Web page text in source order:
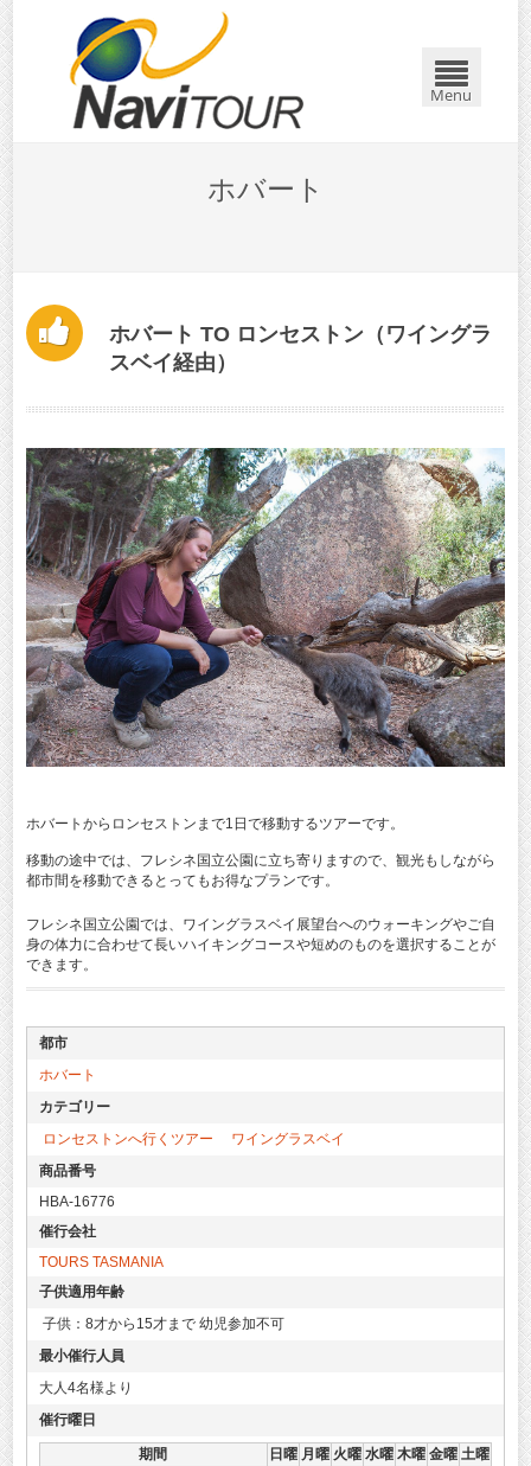
Menu
ホバート
ホバート TO ロンセストン（ワイングラ
スベイ経由）
ホバートからロンセストンまで1日で移動するツアーです。
移動の途中では、フレシネ国立公園に立ち寄りますので、観光もしながら
都市間を移動できるとってもお得なプランです。
フレシネ国立公園では、ワイングラスベイ展望台へのウォーキングやご自
身の体力に合わせて長いハイキングコースや短めのものを選択することが
できます。
都市
ホバート
カテゴリー
ロンセストンへ行くツアー
ワイングラスベイ
商品番号
HBA-16776
催行会社
TOURS TASMANIA
子供適用年齢
子供：8才から15才まで 幼児参加不可
最小催行人員
大人4名様より
催行曜日
期間 日曜 月曜 火曜 水曜 木曜 金曜 土曜